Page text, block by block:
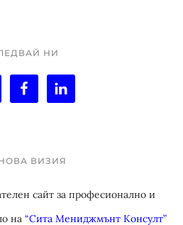
НИ
ВИЗИЯ
сайт за професионално и
на “Сита Мениджмънт Консулт”